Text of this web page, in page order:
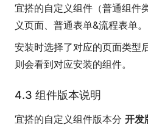
宜搭的自定义组件（普通组件
义页面、普通表单&流程表单。
安装时选择了对应的页面类型
则会看到对应安装的组件。
4.3 组件版本说明
宜搭的自定义组件版本分 开发